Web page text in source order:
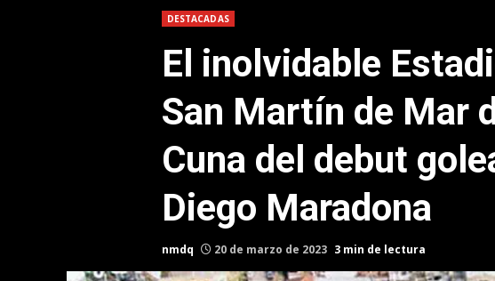
DESTACADAS
El inolvidable
San Martín de Mar
Cuna del debut
Diego Maradona
nmdq 20 de marzo de 2023 3 min de lectura